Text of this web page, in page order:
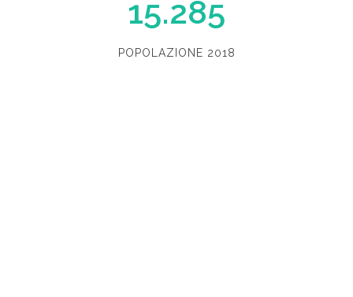
15.285
POPOLAZIONE 2018